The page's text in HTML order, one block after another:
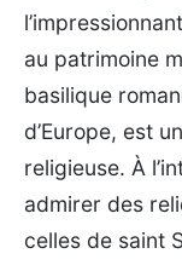
au patrimoine
basilique
d’Europe, est
religieuse. À
admirer des
celles de saint